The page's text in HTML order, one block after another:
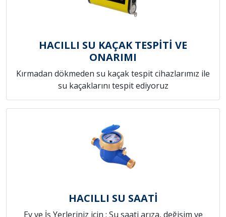
HACILLI SU KAÇAK TESPİTİ VE
ONARIMI
Kırmadan dökmeden su kaçak tespit cihazlarımız ile
su kaçaklarını tespit ediyoruz
HACILLI SU SAATİ
Ev ve İş Yerleriniz için ; Su saati arıza, değişim ve